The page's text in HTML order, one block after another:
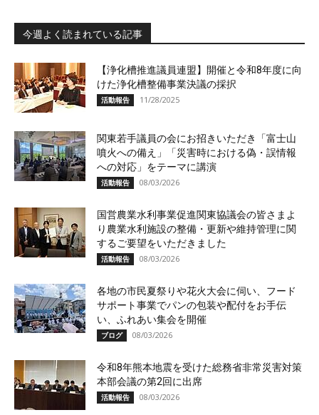
今週よく読まれている記事
【浄化槽推進議員連盟】開催と令和8年度に向
けた浄化槽整備事業決議の採択
活動報告 11/28/2025
関東若手議員の会にお招きいただき「富士山
噴火への備え」「災害時における偽・誤情報
への対応」をテーマに講演
活動報告 08/03/2026
国営農業水利事業促進関東協議会の皆さまよ
り農業水利施設の整備・更新や維持管理に関
するご要望をいただきました
活動報告 08/03/2026
各地の市民夏祭りや花火大会に伺い、フード
サポート事業でパンの包装や配付をお手伝
い、ふれあい集会を開催
ブログ 08/03/2026
令和8年熊本地震を受けた総務省非常災害対策
本部会議の第2回に出席
活動報告 08/03/2026